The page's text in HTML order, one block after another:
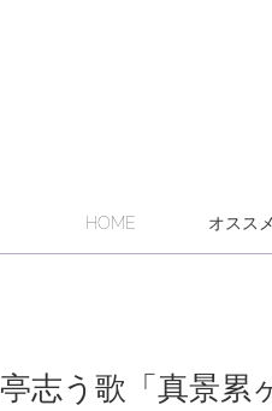
HOME オスス
志う歌「真景累